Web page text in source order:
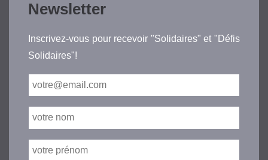
Newsletter
Inscrivez-vous pour recevoir "Solidaires" et "Défis
Solidaires"!